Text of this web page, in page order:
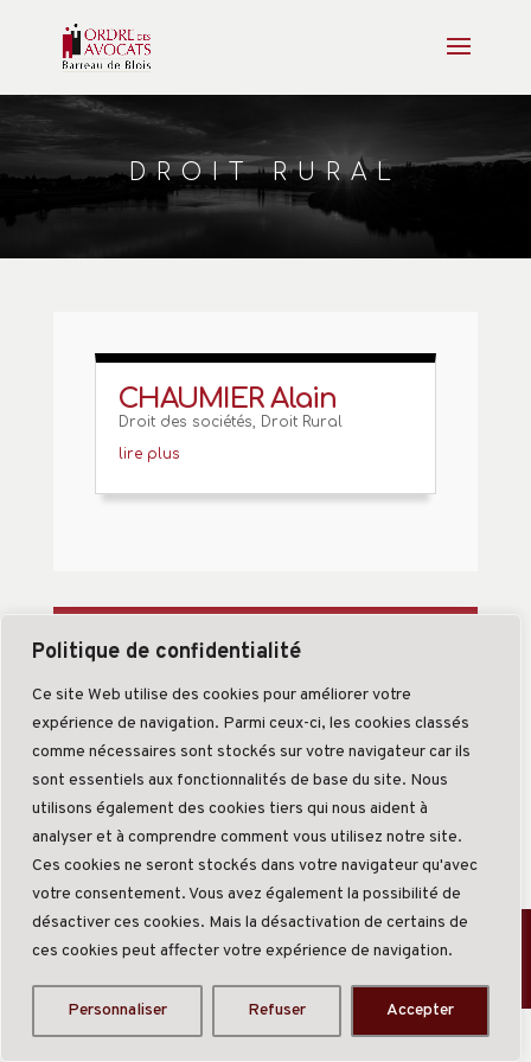
Politique de confidentialité
Ce site Web utilise des cookies pour améliorer votre
expérience de navigation. Parmi ceux-ci, les cookies classés
comme nécessaires sont stockés sur votre navigateur car ils
sont essentiels aux fonctionnalités de base du site. Nous
utilisons également des cookies tiers qui nous aident à
analyser et à comprendre comment vous utilisez notre site.
Ces cookies ne seront stockés dans votre navigateur qu'avec
votre consentement. Vous avez également la possibilité de
désactiver ces cookies. Mais la désactivation de certains de
ces cookies peut affecter votre expérience de navigation.
Personnaliser Refuser Accepter
DROIT RURAL
CHAUMIER Alain
Droit des sociétés, Droit Rural
lire plus
Création Good Com Mentions légales - Politique de